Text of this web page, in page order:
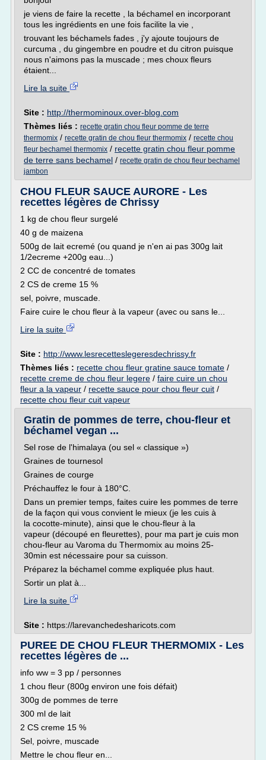
je viens de faire la recette , la béchamel en incorporant
tous les ingrédients en une fois facilite la vie ,
trouvant les béchamels fades , j'y ajoute toujours de
curcuma , du gingembre en poudre et du citron puisque
nous n'aimons pas la muscade ; mes choux fleurs
étaient...
Lire la suite
Site : http://thermominoux.over-blog.com
Thèmes liés : recette gratin chou fleur pomme de terre
thermomix / recette gratin de chou fleur thermomix / recette chou
fleur bechamel thermomix / recette gratin chou fleur pomme
de terre sans bechamel / recette gratin de chou fleur bechamel
jambon
CHOU FLEUR SAUCE AURORE - Les
recettes légères de Chrissy
1 kg de chou fleur surgelé
40 g de maizena
500g de lait ecremé (ou quand je n'en ai pas 300g lait
1/2ecreme +200g eau...)
2 CC de concentré de tomates
2 CS de creme 15 %
sel, poivre, muscade.
Faire cuire le chou fleur à la vapeur (avec ou sans le...
Lire la suite
Site : http://www.lesrecetteslegeresdechrissy.fr
Thèmes liés : recette chou fleur gratine sauce tomate /
recette creme de chou fleur legere / faire cuire un chou
fleur a la vapeur / recette sauce pour chou fleur cuit /
recette chou fleur cuit vapeur
Gratin de pommes de terre, chou-fleur et
béchamel vegan ...
Sel rose de l'himalaya (ou sel « classique »)
Graines de tournesol
Graines de courge
Préchauffez le four à 180°C.
Dans un premier temps, faites cuire les pommes de terre
de la façon qui vous convient le mieux (je les cuis à
la cocotte-minute), ainsi que le chou-fleur à la
vapeur (découpé en fleurettes), pour ma part je cuis mon
chou-fleur au Varoma du Thermomix au moins 25-
30min est nécessaire pour sa cuisson.
Préparez la béchamel comme expliquée plus haut.
Sortir un plat à...
Lire la suite
Site : https://larevanchedesharicots.com
PUREE DE CHOU FLEUR THERMOMIX - Les
recettes légères de ...
info ww = 3 pp / personnes
1 chou fleur (800g environ une fois défait)
300g de pommes de terre
300 ml de lait
2 CS creme 15 %
Sel, poivre, muscade
Mettre le chou fleur en...